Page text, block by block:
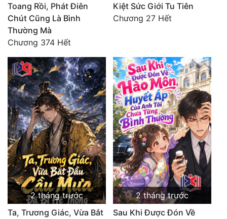
Toang Rồi, Phát Điên
Chút Cũng Là Bình
Thường Mà
Chương 374 Hết
Kiệt Sức Giới Tu Tiên
Chương 27 Hết
2 tháng trước
Ta, Trương Giác, Vừa Bắt
2 tháng trước
Sau Khi Được Đón Về